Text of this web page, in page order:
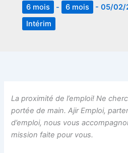
6 mois - 6 mois - 05/02/
Intérim
La proximité de l’emploi! Ne
portée de main. Ajir Emploi,
d’emploi, nous vous
mission faite pour vous.